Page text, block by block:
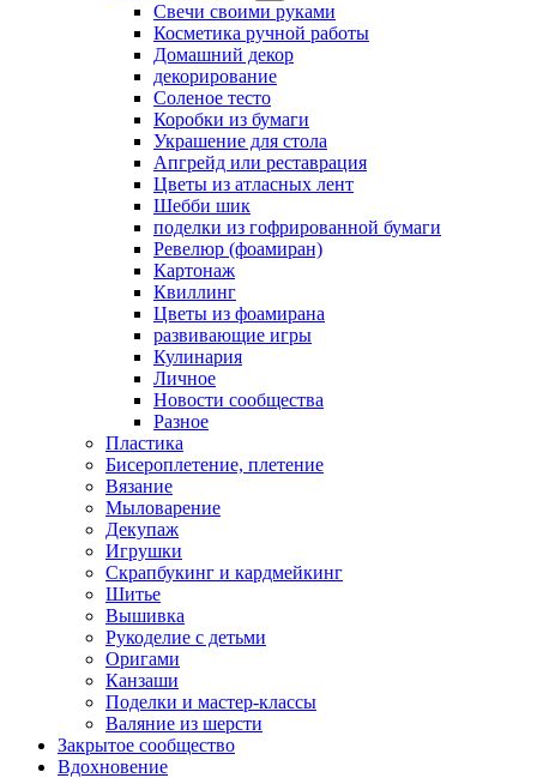
Свечи своими руками
Косметика ручной работы
Домашний декор
декорирование
Соленое тесто
Коробки из бумаги
Украшение для стола
Апгрейд или реставрация
Цветы из атласных лент
Шебби шик
поделки из гофрированной бумаги
Ревелюр (фоамиран)
Картонаж
Квиллинг
Цветы из фоамирана
развивающие игры
Кулинария
Личное
Новости сообщества
Разное
Пластика
Бисероплетение, плетение
Вязание
Мыловарение
Декупаж
Игрушки
Скрапбукинг и кардмейкинг
Шитье
Вышивка
Рукоделие с детьми
Оригами
Канзаши
Поделки и мастер-классы
Валяние из шерсти
Закрытое сообщество
Вдохновение